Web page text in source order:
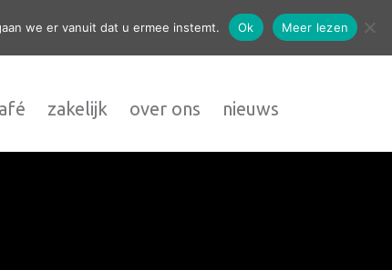
contact
zakelijk over ons nieuws
we er vanuit dat u ermee instemt. Ok Meer lezen